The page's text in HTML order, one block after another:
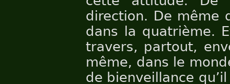
direction. De même
dans la quatrième.
travers, partout,
même, dans le
de bienveillance